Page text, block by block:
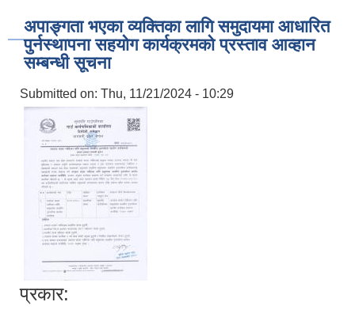
अपाङ्गता भएका व्यक्तिका लागि समुदायमा आधारित
पुर्नस्थापना सहयोग कार्यक्रमको प्रस्ताव आव्हान
सम्बन्धी सूचना
Submitted on: Thu, 11/21/2024 - 10:29
प्रकार: